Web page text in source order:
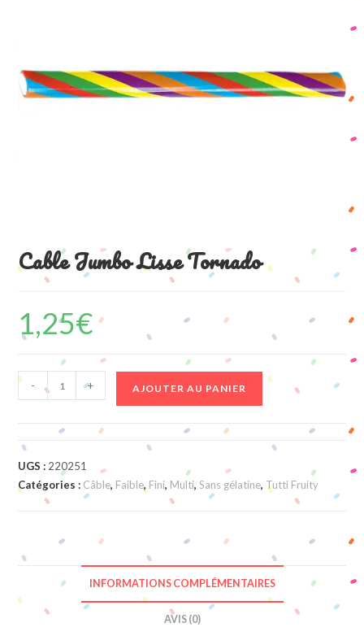
Cable Jumbo Lisse Tornado
1,25€
quantité
de
Lisse
Tornado
- + AJOUTER AU PANIER
UGS : 220251
Catégories : Câble, Faible, Fini, Multi,Sans gélatine, Tutti Fruity
INFORMATIONS COMPLÉMENTAIRES
AVIS (0)